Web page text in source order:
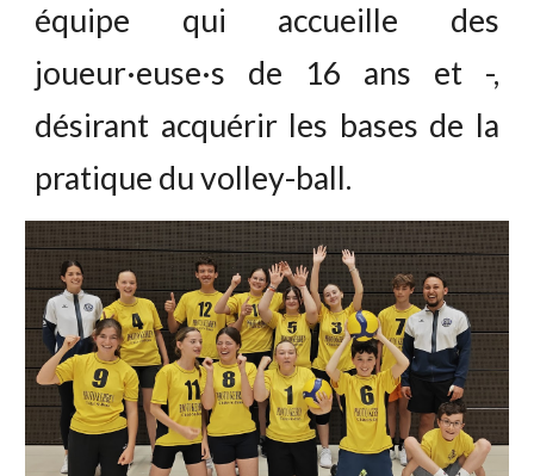
équipe qui accueille des
joueur·euse·s de 16 ans et -,
désirant acquérir les bases de la
pratique du volley-ball.